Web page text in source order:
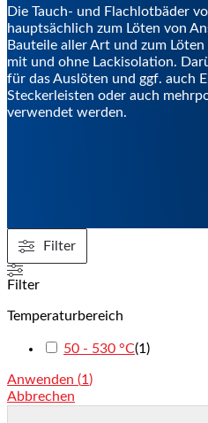
Die Tauch- und Flachlotbäder
hauptsächlich zum Löten von
Bauteile aller Art und zum
mit und ohne Lackisolation.
für das Auslöten und ggf. auch
Steckerleisten oder auch
verwendet werden.
Filter
Filter
Temperaturbereich
50 - 530 °C(1 )
Anwenden (1 )
Abbrechen